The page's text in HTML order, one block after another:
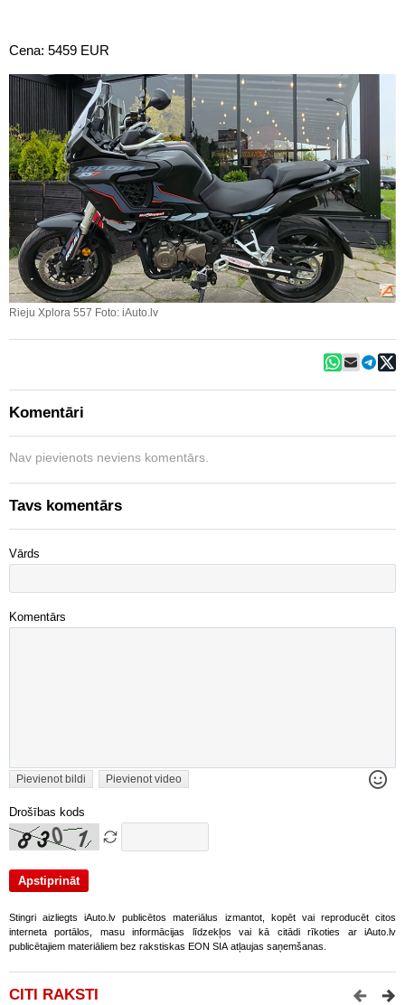
Cena: 5459 EUR
Rieju Xplora 557 Foto: iAuto.lv
Komentāri
Nav pievienots neviens komentārs.
Tavs komentārs
Vārds
Komentārs
Pievienot bildi Pievienot video
Drošības kods
Stingri aizliegts iAuto.lv publicētos materiālus izmantot, kopēt vai reproducēt citos
interneta portālos, masu informācijas līdzekļos vai kā citādi rīkoties ar iAuto.lv
publicētajiem materiāliem bez rakstiskas EON SIA atļaujas saņemšanas.
CITI RAKSTI